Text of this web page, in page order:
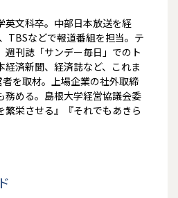
英文科卒。中部日本放送を経
TBSなどで報道番組を担当。テ
週刊誌「サンデー毎日」でのト
経済新聞、経済誌など、これま
を取材。上場企業の社外取締
務める。島根大学経営協議会委
繁栄させる』『それでもあきら